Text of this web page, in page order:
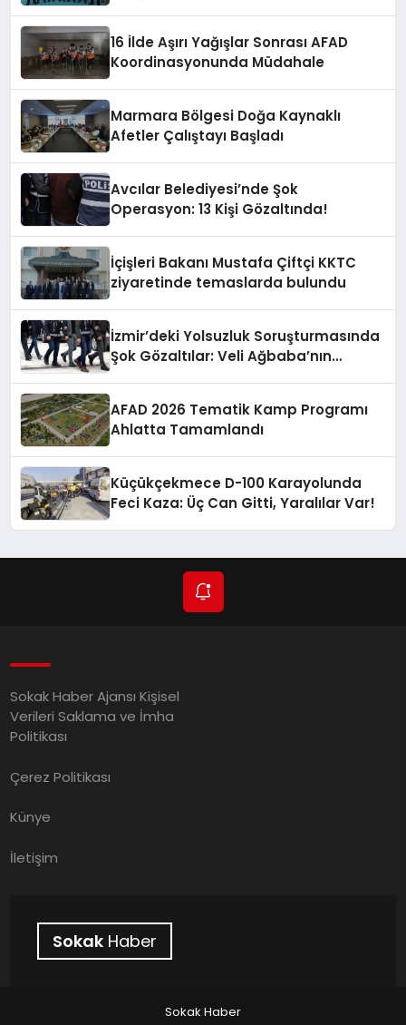
16 İlde Aşırı Yağışlar Sonrası AFAD
Koordinasyonunda Müdahale
Marmara Bölgesi Doğa Kaynaklı
Afetler Çalıştayı Başladı
Avcılar Belediyesi’nde Şok
Operasyon: 13 Kişi Gözaltında!
İçişleri Bakanı Mustafa Çiftçi KKTC
ziyaretinde temaslarda bulundu
İzmir’deki Yolsuzluk Soruşturmasında
Şok Gözaltılar: Veli Ağbaba’nın
AFAD 2026 Tematik Kamp Programı
Ahlatta Tamamlandı
Küçükçekmece D-100 Karayolunda
Feci Kaza: Üç Can Gitti, Yaralılar Var!
Sokak Haber Ajansı Kişisel
Verileri Saklama ve İmha
Politikası
Çerez Politikası
Künye
İletişim
Sokak Haber
Sokak Haber